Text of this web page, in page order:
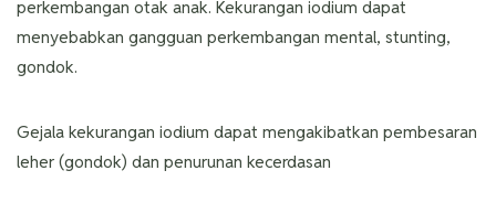
perkembangan otak anak. Kekurangan iodium dapat
menyebabkan gangguan perkembangan mental, stunting,
gondok.
Gejala kekurangan iodium dapat mengakibatkan pembesaran
leher (gondok) dan penurunan kecerdasan